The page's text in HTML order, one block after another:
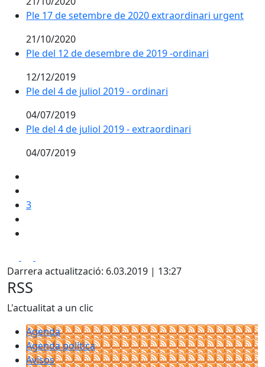
Ple 17 de setembre de 2020 extraordinari urgent
21/10/2020
Ple del 12 de desembre de 2019 -ordinari
12/12/2019
Ple del 4 de juliol 2019 - ordinari
04/07/2019
Ple del 4 de juliol 2019 - extraordinari
04/07/2019
3
Darrera actualització: 6.03.2019 | 13:27
RSS
L'actualitat a un clic
Agenda
Agenda política
Avisos